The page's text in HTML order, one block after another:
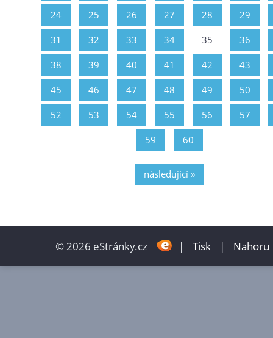
24 25 26 27 28 29
31 32 33 34 35 36
38 39 40 41 42 43
45 46 47 48 49 50
52 53 54 55 56 57
59 60
následující »
© 2026 eStránky.cz | Tisk | Nahoru